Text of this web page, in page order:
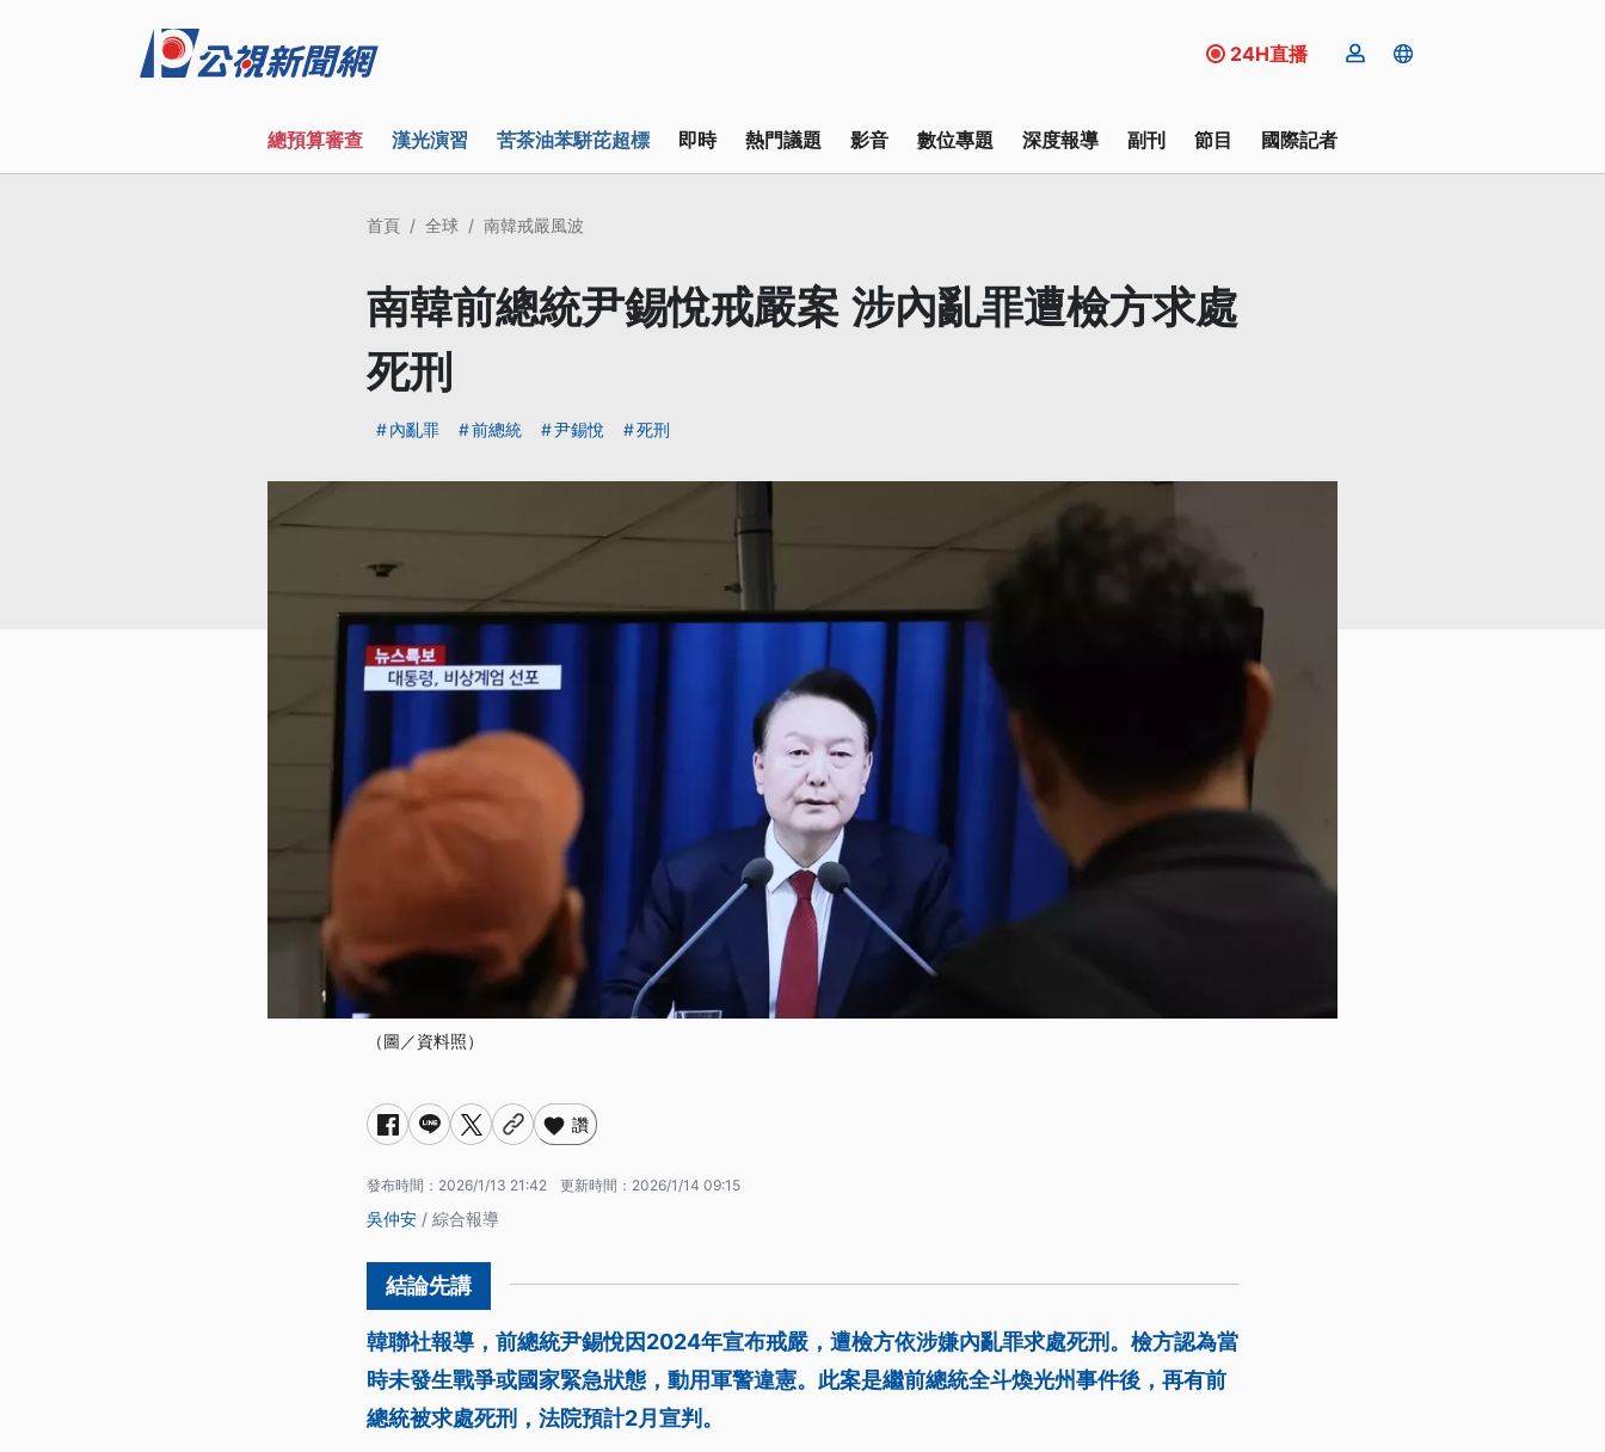
24H直播
總預算審查 漢光演習 苦茶油苯駢芘超標 即時 熱門議題 影音 數位專題 深度報導 副刊 節目 國際記者
首頁 全球 南韓戒嚴風波
南韓前總統尹錫悅戒嚴案 涉內亂罪遭檢方求處
死刑
內亂罪 前總統 尹錫悅 死刑
（圖／資料照）
讚
發布時間： 2026/1/13 21:42 更新時間： 2026/1/14 09:15
吳仲安 / 綜合報導
韓聯社報導，前總統尹錫悅因2024年宣布戒嚴，遭檢方依涉嫌內亂罪求處死刑。檢方認為當
時未發生戰爭或國家緊急狀態，動用軍警違憲。此案是繼前總統全斗煥光州事件後，再有前
總統被求處死刑，法院預計2月宣判。